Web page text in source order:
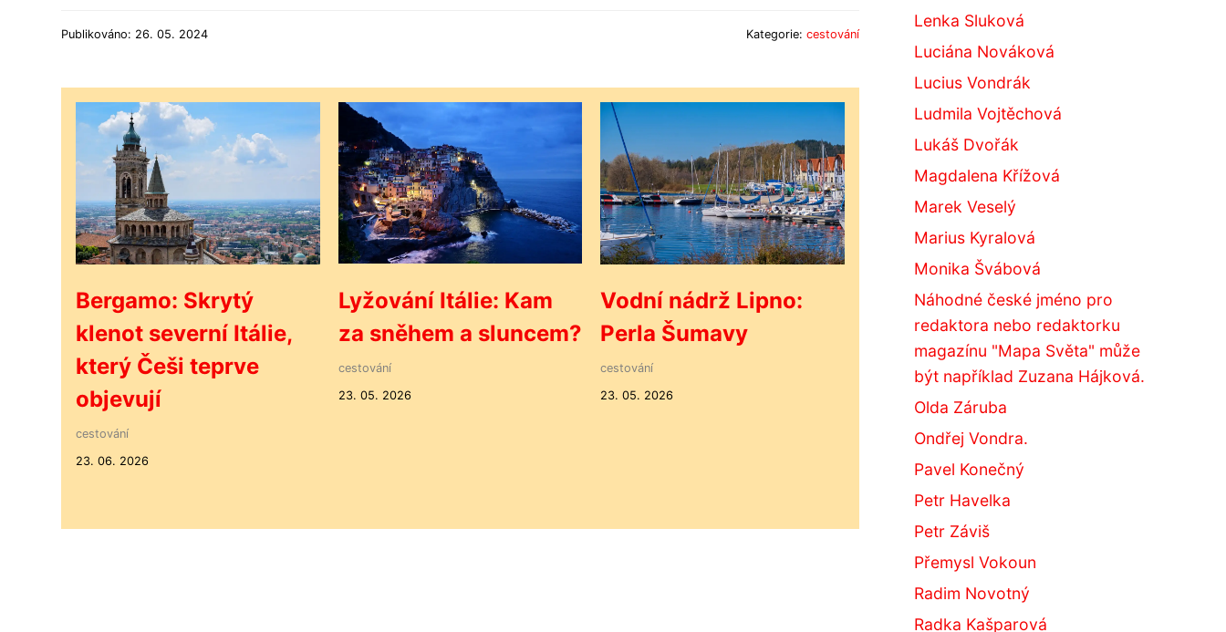
Publikováno: 26. 05. 2024 Kategorie: cestování
Bergamo: Skrytý
klenot severní Itálie,
který Češi teprve
objevují
cestování
23. 06. 2026
Lyžování Itálie: Kam
za sněhem a sluncem?
cestování
23. 05. 2026
Vodní nádrž Lipno:
Perla Šumavy
cestování
23. 05. 2026
Lenka Sluková
Luciána Nováková
Lucius Vondrák
Ludmila Vojtěchová
Lukáš Dvořák
Magdalena Křížová
Marek Veselý
Marius Kyralová
Monika Švábová
Náhodné české jméno pro
redaktora nebo redaktorku
magazínu "Mapa Světa" může
být například Zuzana Hájková.
Olda Záruba
Ondřej Vondra.
Pavel Konečný
Petr Havelka
Petr Záviš
Přemysl Vokoun
Radim Novotný
Radka Kašparová